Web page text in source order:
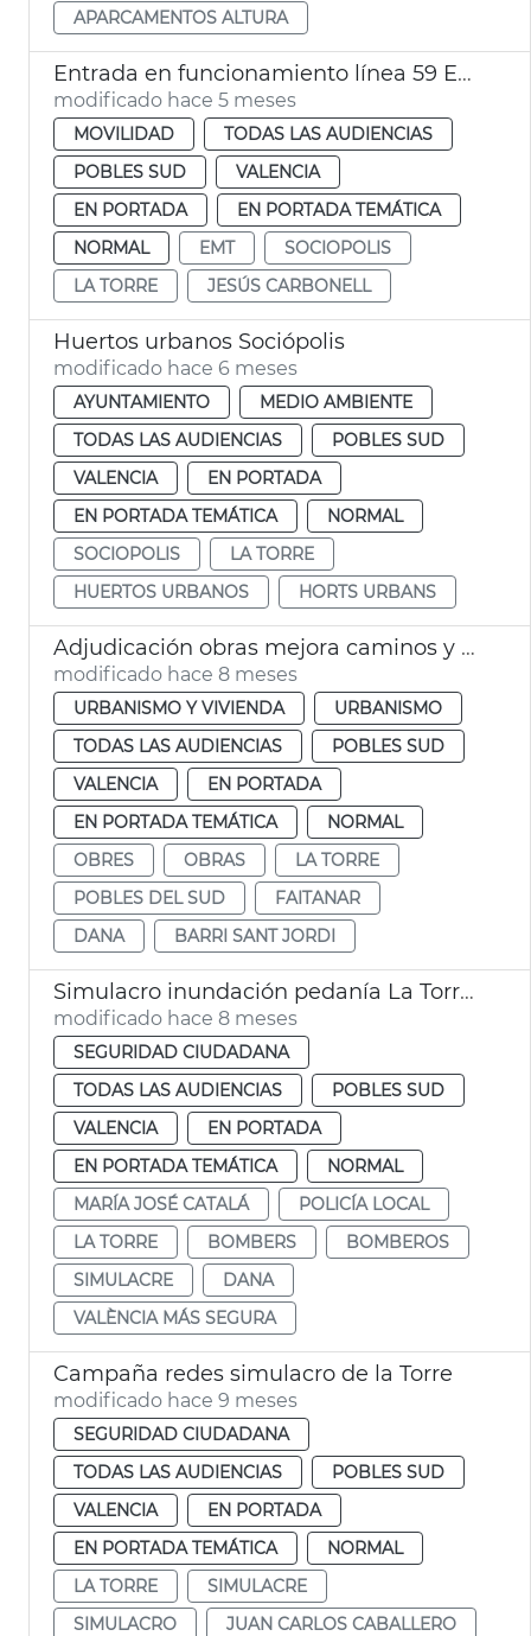
APARCAMENTOS ALTURA
Entrada en funcionamiento línea 59 EMT València
modificado hace 5 meses
MOVILIDAD
TODAS LAS AUDIENCIAS
POBLES SUD
VALENCIA
EN PORTADA
EN PORTADA TEMÁTICA
NORMAL
EMT
SOCIOPOLIS
LA TORRE
JESÚS CARBONELL
Huertos urbanos Sociópolis
modificado hace 6 meses
AYUNTAMIENTO
MEDIO AMBIENTE
TODAS LAS AUDIENCIAS
POBLES SUD
VALENCIA
EN PORTADA
EN PORTADA TEMÁTICA
NORMAL
SOCIOPOLIS
LA TORRE
HUERTOS URBANOS
HORTS URBANS
Adjudicación obras mejora caminos y calles afectadas dana la Torre
modificado hace 8 meses
URBANISMO Y VIVIENDA
URBANISMO
TODAS LAS AUDIENCIAS
POBLES SUD
VALENCIA
EN PORTADA
EN PORTADA TEMÁTICA
NORMAL
OBRES
OBRAS
LA TORRE
POBLES DEL SUD
FAITANAR
DANA
BARRI SANT JORDI
Simulacro inundación pedanía La Torre de València
modificado hace 8 meses
SEGURIDAD CIUDADANA
TODAS LAS AUDIENCIAS
POBLES SUD
VALENCIA
EN PORTADA
EN PORTADA TEMÁTICA
NORMAL
MARÍA JOSÉ CATALÁ
POLICÍA LOCAL
LA TORRE
BOMBERS
BOMBEROS
SIMULACRE
DANA
VALÈNCIA MÁS SEGURA
Campaña redes simulacro de la Torre
modificado hace 9 meses
SEGURIDAD CIUDADANA
TODAS LAS AUDIENCIAS
POBLES SUD
VALENCIA
EN PORTADA
EN PORTADA TEMÁTICA
NORMAL
LA TORRE
SIMULACRE
SIMULACRO
JUAN CARLOS CABALLERO